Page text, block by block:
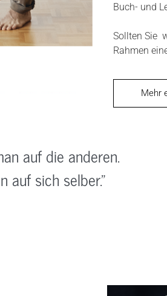
Buch- und
Sollten Sie
Rahmen
Mehr
auf die anderen.
auf sich selber."